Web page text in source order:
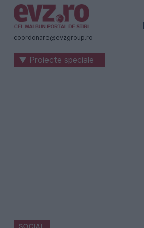
Știri
naționale
internaționale
coordonare@evzgroup.ro
▼ Proiecte speciale